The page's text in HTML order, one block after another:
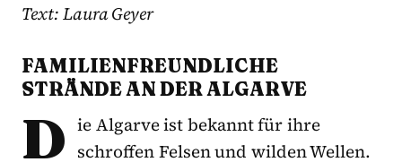
Text: Laura Geyer
FAMILIENFREUNDLICHE
STRÄNDE AN DER ALGARVE
D ie Algarve ist bekannt für ihre
schroffen Felsen und wilden Wellen.